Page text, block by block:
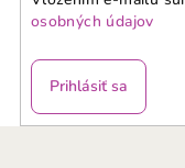
osobných údajov
Prihlásiť sa